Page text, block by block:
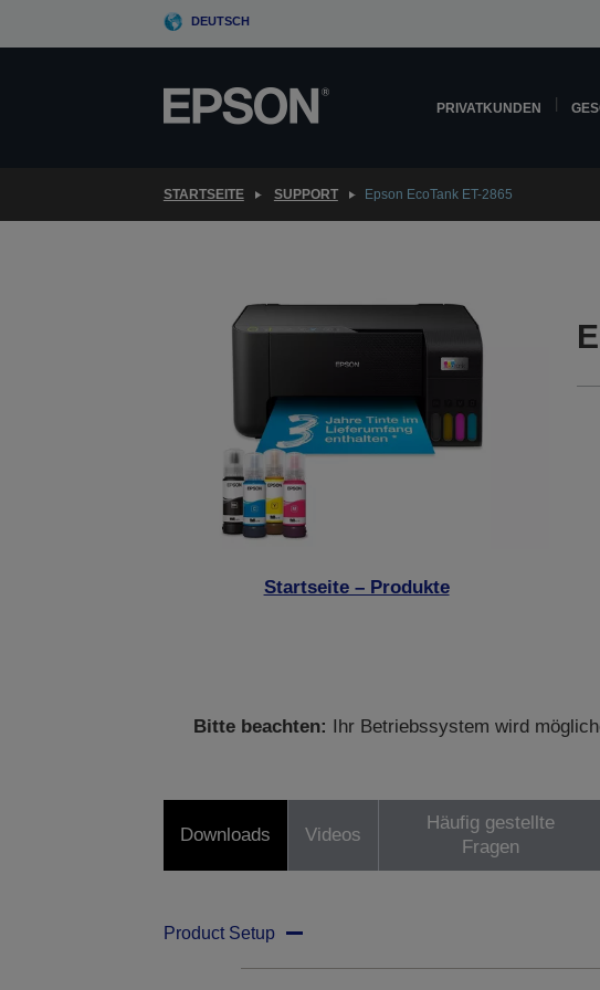
DEUTSCH
PRIVATKUNDEN
STARTSEITE SUPPORT Epson EcoTank ET-2865
Startseite – Produkte
Bitte beachten:
Ihr Betriebssystem wird
Downloads Videos
Häufig gestellte
Fragen
Product Setup